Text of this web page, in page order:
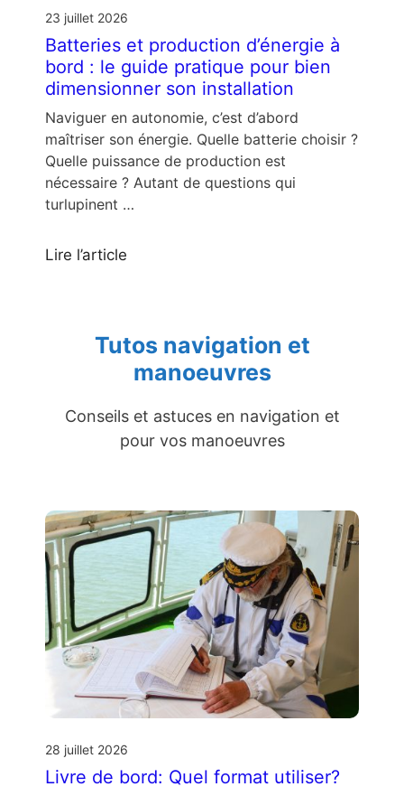
23 juillet 2026
Batteries et production d’énergie à
bord : le guide pratique pour bien
dimensionner son installation
Naviguer en autonomie, c’est d’abord
maîtriser son énergie. Quelle batterie choisir ?
Quelle puissance de production est
nécessaire ? Autant de questions qui
turlupinent …
Lire l’article
Tutos navigation et
manoeuvres
Conseils et astuces en navigation et
pour vos manoeuvres
28 juillet 2026
Livre de bord: Quel format utiliser?